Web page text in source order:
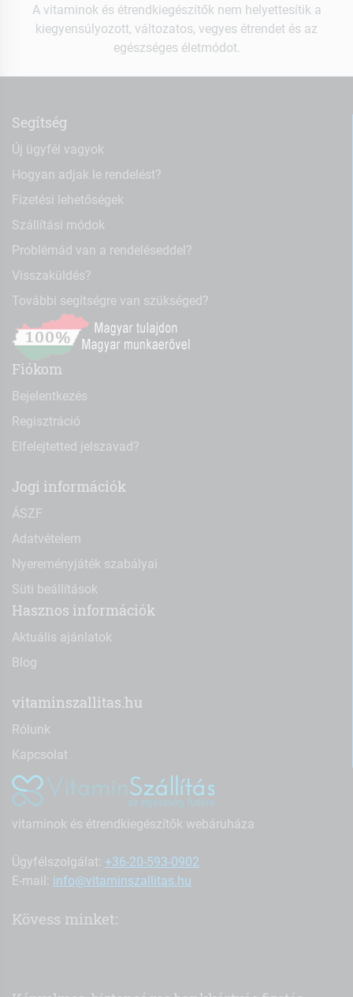
A vitaminok és étrendkiegészítők nem helyettesítik a
kiegyensúlyozott, változatos, vegyes étrendet és az
egészséges életmódot.
Segítség
Új ügyfél vagyok
Hogyan adjak le rendelést?
Fizetési lehetőségek
Szállítási módok
Problémád van a rendeléseddel?
Visszaküldés?
További segítségre van szükséged?
Fiókom
Bejelentkezés
Regisztráció
Elfelejtetted jelszavad?
Jogi információk
ÁSZF
Adatvételem
Nyereményjáték szabályai
Süti beállítások
Hasznos információk
Aktuális ajánlatok
Blog
vitaminszallitas.hu
Rólunk
Kapcsolat
vitaminok és étrendkiegészítők webáruháza
Ügyfélszolgálat: +36-20-593-0902
E-mail: info@vitaminszallitas.hu
Kövess minket: